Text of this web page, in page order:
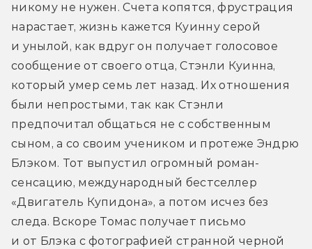
никому не нужен. Счета копятся, фрустрация
нарастает, жизнь кажется Куинну серой
и унылой, как вдруг он получает голосовое
сообщение от своего отца, Стэнли Куинна,
который умер семь лет назад. Их отношения
были непростыми, так как Стэнли
предпочитал общаться не с собственным
сыном, а со своим учеником и протеже Эндрю
Блэком. Тот выпустил огромный роман-
сенсацию, международный бестселлер
«Двигатель Купидона», а потом исчез без
следа. Вскоре Томас получает письмо
и от Блэка с фотографией странной черной